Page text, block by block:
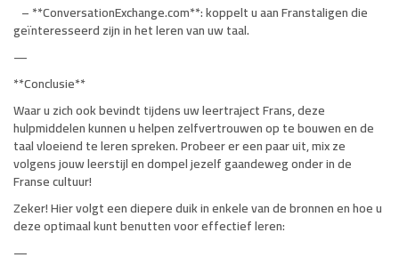
– **ConversationExchange.com**: koppelt u aan Franstaligen die
geïnteresseerd zijn in het leren van uw taal.
—
**Conclusie**
Waar u zich ook bevindt tijdens uw leertraject Frans, deze
hulpmiddelen kunnen u helpen zelfvertrouwen op te bouwen en de
taal vloeiend te leren spreken. Probeer er een paar uit, mix ze
volgens jouw leerstijl en dompel jezelf gaandeweg onder in de
Franse cultuur!
Zeker! Hier volgt een diepere duik in enkele van de bronnen en hoe u
deze optimaal kunt benutten voor effectief leren:
—